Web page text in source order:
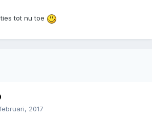
tot nu toe
2017